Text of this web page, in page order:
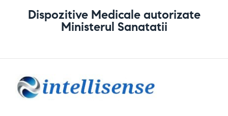
Dispozitive Medicale autorizate
Ministerul Sanatatii